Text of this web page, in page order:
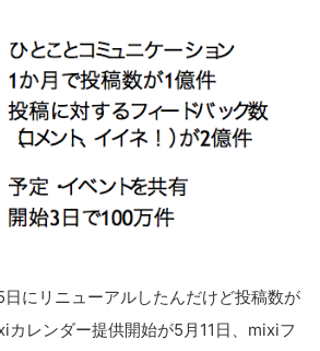
にリニューアルしたんだけど投稿数が
カレンダー提供開始が5月11日、mixiフ